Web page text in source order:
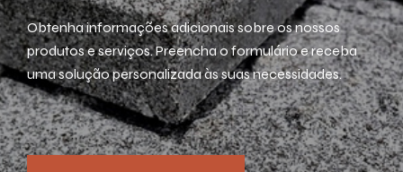
Obtenha informações adicionais sobre os nossos
produtos e serviços. Preencha o formulário e receba
uma solução personalizada às suas necessidades.